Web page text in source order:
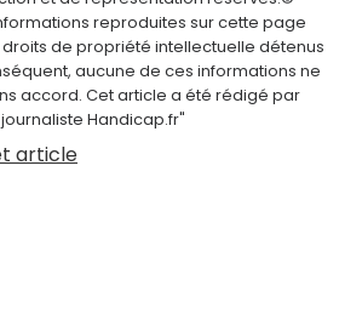
reproduites sur cette page
de propriété intellectuelle détenus
aucune de ces informations ne
accord. Cet article a été rédigé par
Handicap.fr"
article